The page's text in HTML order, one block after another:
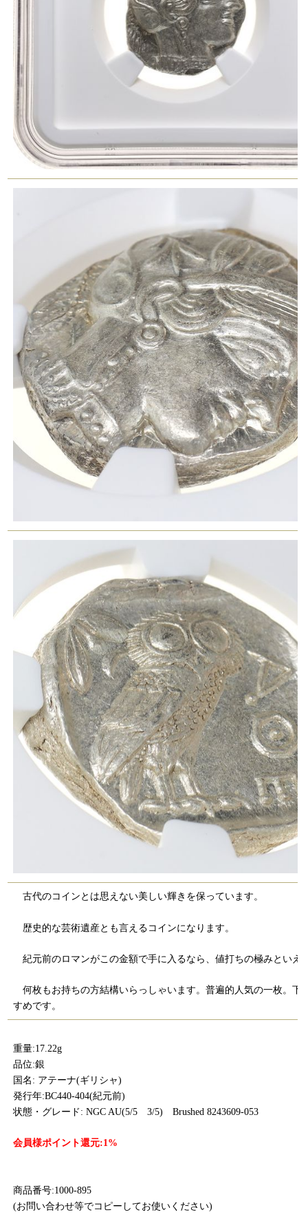
古代のコインとは思えない美しい輝きを保っています。
歴史的な芸術遺産とも言えるコインになります。
紀元前のロマンがこの金額で手に入るなら、値打ちの極みといえ
何枚もお持ちの方結構いらっしゃいます。普遍的人気の一枚。下
すめです。
重量:17.22g
品位:銀
国名: アテーナ(ギリシャ)
発行年:BC440-404(紀元前)
状態・グレード: NGC AU(5/5 3/5) Brushed 8243609-053
会員様ポイント還元:1%
商品番号:1000-895
(お問い合わせ等でコピーしてお使いください)